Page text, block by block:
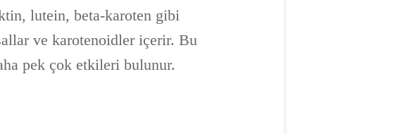
lutein, beta-karoten gibi
ve karotenoidler içerir. Bu
pek çok etkileri bulunur.